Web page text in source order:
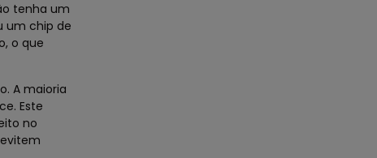
tenha um
um chip de
o que
A maioria
Este
no